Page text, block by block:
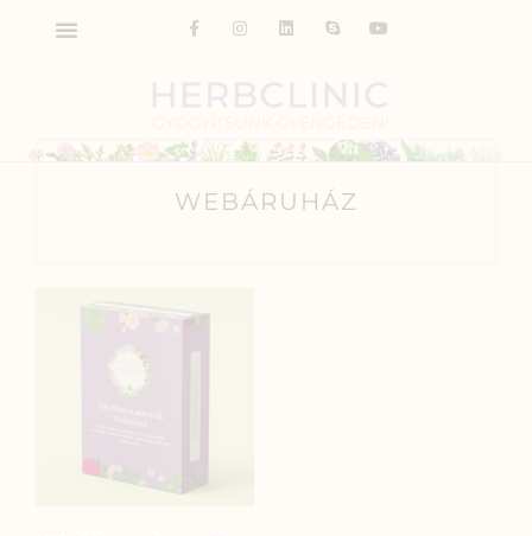
WEBÁRUHÁZ